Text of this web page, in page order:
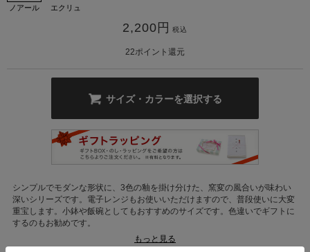
販サイト
ノアール エクリュ
2,200 円 税込
22ポイント還元
サイズ・カラーを選択する
シンプルでモダンな形状に、3色の釉を掛け分けた、窯変の風合いが味わい
深いシリーズです。電子レンジもお使いいただけますので、普段使いに大変
重宝します。小鉢や飯碗としてもおすすめのサイズです。色違いでギフトに
するのもお勧めです。
*釉薬の性質上、釉薬の流れや溜まり、色の濃淡ができ、色の幅や色合いに
もっと見る